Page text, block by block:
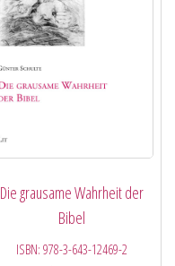
Die grausame Wahrheit der
Bibel
ISBN: 978-3-643-12469-2